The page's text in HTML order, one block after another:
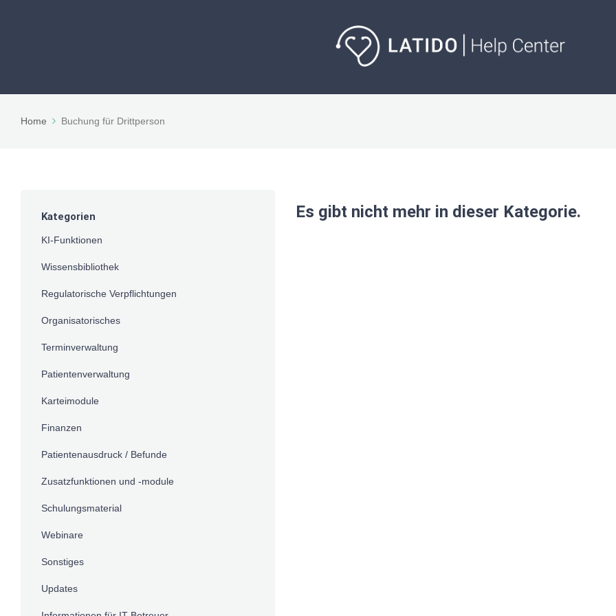
Home Buchung für Drittperson
Kategorien
KI-Funktionen
Wissensbibliothek
Regulatorische Verpflichtungen
Organisatorisches
Terminverwaltung
Patientenverwaltung
Karteimodule
Finanzen
Patientenausdruck / Befunde
Zusatzfunktionen und -module
Schulungsmaterial
Webinare
Sonstiges
Updates
Es gibt nicht mehr in dieser Kategorie.